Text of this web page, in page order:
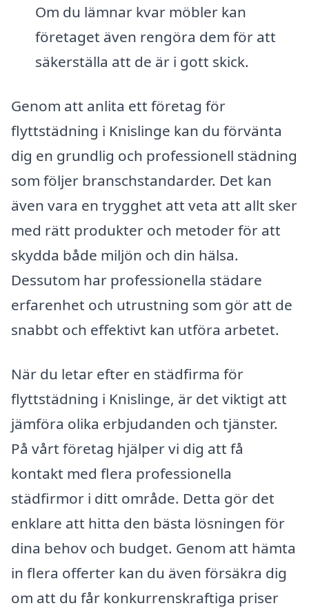
Om du lämnar kvar möbler kan
företaget även rengöra dem för att
säkerställa att de är i gott skick.
Genom att anlita ett företag för
flyttstädning i Knislinge kan du förvänta
dig en grundlig och professionell städning
som följer branschstandarder. Det kan
även vara en trygghet att veta att allt sker
med rätt produkter och metoder för att
skydda både miljön och din hälsa.
Dessutom har professionella städare
erfarenhet och utrustning som gör att de
snabbt och effektivt kan utföra arbetet.
När du letar efter en städfirma för
flyttstädning i Knislinge, är det viktigt att
jämföra olika erbjudanden och tjänster.
På vårt företag hjälper vi dig att få
kontakt med flera professionella
städfirmor i ditt område. Detta gör det
enklare att hitta den bästa lösningen för
dina behov och budget. Genom att hämta
in flera offerter kan du även försäkra dig
om att du får konkurrenskraftiga priser